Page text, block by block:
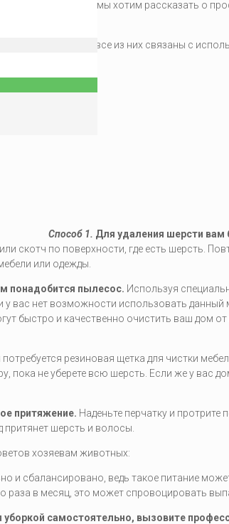
в данной статье мы хотим рассказать о
шерсти и почти все из них связаны с
подробно.
Способ 1. Для удаления шерсти
скотч по поверхности, где есть шерсть.
или одежды.
понадобится пылесос. Используя
у вас нет возможности использовать
быстро и качественно очистить ваш дом
резиновая щетка для чистки
пока не уберете всю шерсть. Если же у вас
притяжение. Наденьте перчатку и
шерсть и волосы.
хозяевам животных:
и сбалансировано, ведь такое питание
раза в месяц, это может спровоцировать
уборкой самостоятельно, вызовите